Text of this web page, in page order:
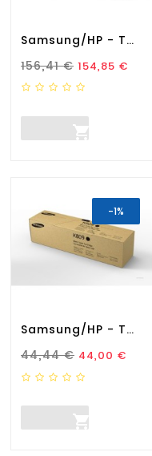
Samsung/HP - Toner...
Prezzo Standard
156,41 € Prezzo
154,85 €

-1%
Samsung/HP - Toner...
Prezzo Standard
44,44 € Prezzo
44,00 €
